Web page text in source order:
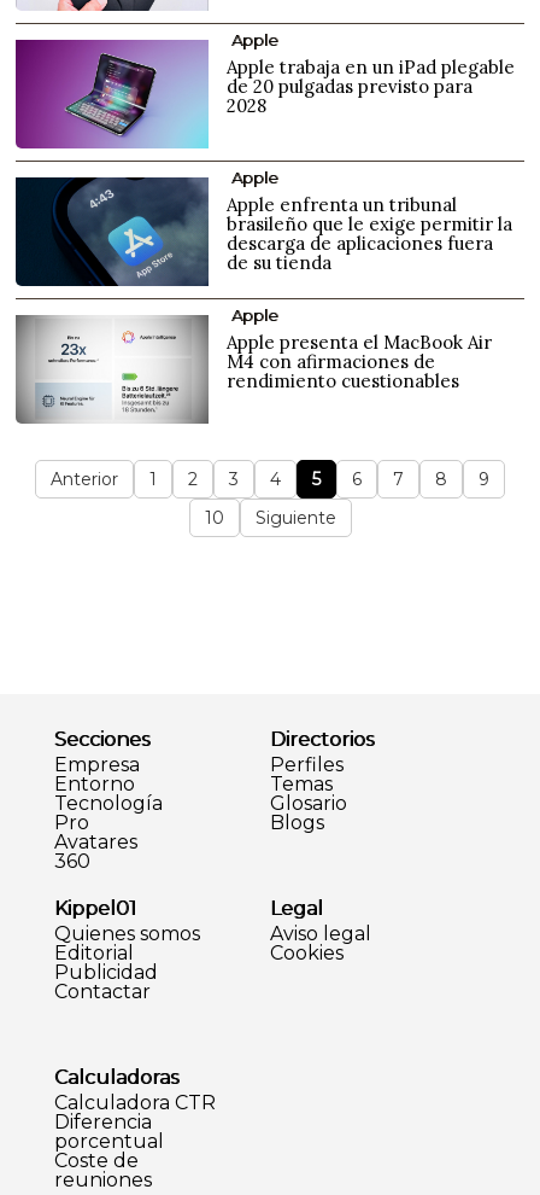
Apple
Apple trabaja en un iPad plegable
de 20 pulgadas previsto para
2028
Apple
Apple enfrenta un tribunal
brasileño que le exige permitir la
descarga de aplicaciones fuera
de su tienda
Apple
Apple presenta el MacBook Air
M4 con afirmaciones de
rendimiento cuestionables
Anterior 1 2 3 4 5 6 7 8
9
10
Siguiente
Secciones
Empresa
Entorno
Tecnología
Pro
Avatares
360
Directorios
Perfiles
Temas
Glosario
Blogs
Kippel01
Quienes somos
Editorial
Publicidad
Contactar
Legal
Aviso legal
Cookies
Calculadoras
Calculadora CTR
Diferencia
porcentual
Coste de
reuniones